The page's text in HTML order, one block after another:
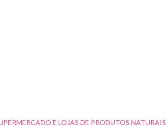
E LOJAS DE PRODUTOS NATURAIS